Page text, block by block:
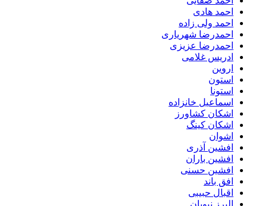
احمد هادی
احمد ولی زاده
احمدرضا شهریاری
احمدرضا عزیزی
ادریس غلامی
اروین
استون
استونا
اسماعیل خانزاده
اشکان کشاورز
اشکان کینگ
اشوان
افشین آذری
افشین باران
افشین حسنی
افق باند
اقبال حبیبی
البرز نبویان